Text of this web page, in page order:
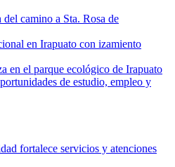
camino a Sta. Rosa de
en Irapuato con izamiento
en el parque ecológico de Irapuato
de estudio, empleo y
fortalece servicios y atenciones